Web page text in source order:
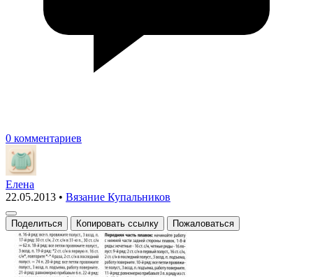
0 комментариев
Елена
22.05.2013 • Вязание Купальников
Поделиться Копировать ссылку Пожаловаться